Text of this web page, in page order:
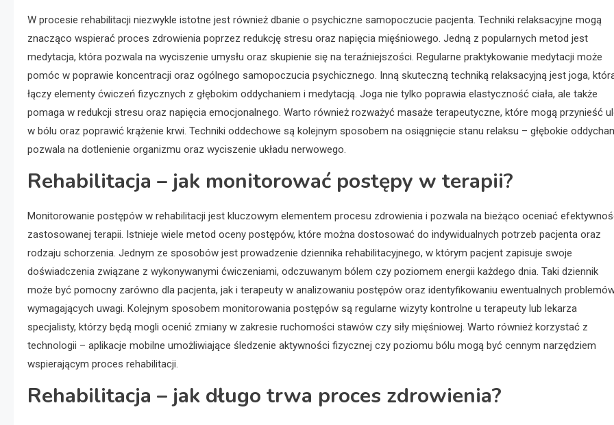
W procesie rehabilitacji niezwykle istotne jest również dbanie o psychiczne samopoczucie pacjenta. Techniki relaksacyjne mogą
znacząco wspierać proces zdrowienia poprzez redukcję stresu oraz napięcia mięśniowego. Jedną z popularnych metod jest
medytacja, która pozwala na wyciszenie umysłu oraz skupienie się na teraźniejszości. Regularne praktykowanie medytacji może
pomóc w poprawie koncentracji oraz ogólnego samopoczucia psychicznego. Inną skuteczną techniką relaksacyjną jest joga,
łączy elementy ćwiczeń fizycznych z głębokim oddychaniem i medytacją. Joga nie tylko poprawia elastyczność ciała, ale także
pomaga w redukcji stresu oraz napięcia emocjonalnego. Warto również rozważyć masaże terapeutyczne, które mogą przynieść
w bólu oraz poprawić krążenie krwi. Techniki oddechowe są kolejnym sposobem na osiągnięcie stanu relaksu – głębokie
pozwala na dotlenienie organizmu oraz wyciszenie układu nerwowego.
Rehabilitacja – jak monitorować postępy w terapii?
Monitorowanie postępów w rehabilitacji jest kluczowym elementem procesu zdrowienia i pozwala na bieżąco oceniać
zastosowanej terapii. Istnieje wiele metod oceny postępów, które można dostosować do indywidualnych potrzeb pacjenta oraz
rodzaju schorzenia. Jednym ze sposobów jest prowadzenie dziennika rehabilitacyjnego, w którym pacjent zapisuje swoje
doświadczenia związane z wykonywanymi ćwiczeniami, odczuwanym bólem czy poziomem energii każdego dnia. Taki dziennik
może być pomocny zarówno dla pacjenta, jak i terapeuty w analizowaniu postępów oraz identyfikowaniu ewentualnych
wymagających uwagi. Kolejnym sposobem monitorowania postępów są regularne wizyty kontrolne u terapeuty lub lekarza
specjalisty, którzy będą mogli ocenić zmiany w zakresie ruchomości stawów czy siły mięśniowej. Warto również korzystać z
technologii – aplikacje mobilne umożliwiające śledzenie aktywności fizycznej czy poziomu bólu mogą być cennym narzędziem
wspierającym proces rehabilitacji.
Rehabilitacja – jak długo trwa proces zdrowienia?